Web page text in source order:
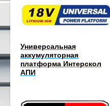
Универсальная
аккумуляторная
платформа Интерскол
АПИ